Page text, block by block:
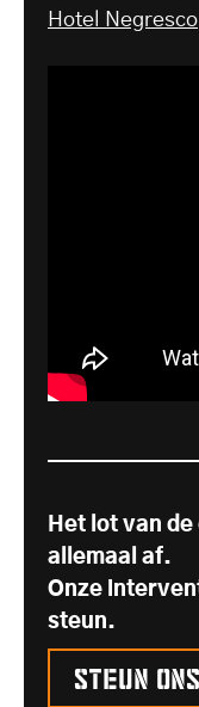
Hotel
Negresco
Het lot van
allemaal af.
Onze
steun.
Steun ons